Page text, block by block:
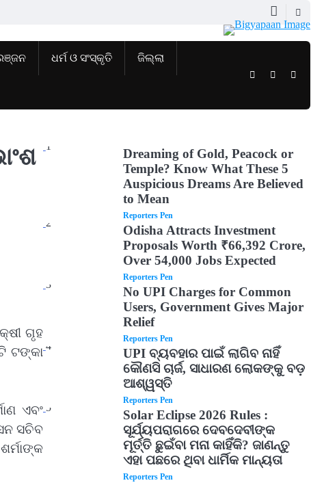
ଧର୍ମ ଓ ସଂସ୍କୃତି ଜିଲ୍ଲା
TwitterFacebook
ଗୃହ
ଟଙ୍କା
ଏବଂ
ସଚିବ
1
Dreaming of Gold, Peacock or
Temple? Know What These 5
Auspicious Dreams Are Believed
to Mean
Reporters Pen
2
Odisha Attracts Investment
Proposals Worth ₹66,392 Crore,
Over 54,000 Jobs Expected
Reporters Pen
3
No UPI Charges for Common
Users, Government Gives Major
Relief
Reporters Pen
4
UPI ବ୍ୟବହାର ପାଇଁ ଲାଗିବ ନାହିଁ
କୌଣସି ଚାର୍ଜ, ସାଧାରଣ ଲୋକଙ୍କୁ ବଡ଼
ଆଶ୍ୱସ୍ତି
Reporters Pen
5
Solar Eclipse 2026 Rules :
ସୂର୍ଯ୍ୟପରାଗରେ ଦେବଦେବୀଙ୍କ
ମୂର୍ତ୍ତି ଛୁଇଁବା ମନା କାହିଁକି? ଜାଣନ୍ତୁ
ଏହା ପଛରେ ଥିବା ଧାର୍ମିକ ମାନ୍ୟତା
Reporters Pen